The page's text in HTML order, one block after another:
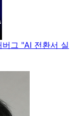
그 "AI 전환서 실